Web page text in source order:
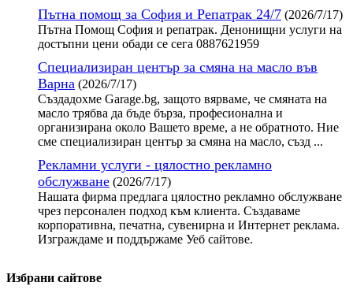
Пътна помощ за София и Репатрак 24/7 (2026/7/17)
Пътна Помощ София и репатрак. Денонищни услуги на
достъпни цени обади се сега 0887621959
Специализиран център за смяна на масло във
Варна (2026/7/17)
Създадохме Garage.bg, защото вярваме, че смяната на
масло трябва да бъде бърза, професионална и
организирана около Вашето време, а не обратното. Ние
сме специализиран център за смяна на масло, създ ...
Рекламни услуги - цялостно рекламно
обслужване (2026/7/17)
Нашата фирма предлага цялостно рекламно обслужване
чрез персонален подход към клиента. Създаваме
корпоративна, печатна, сувенирна и Интернет реклама.
Изграждаме и поддържаме Уеб сайтове.
Избрани сайтове